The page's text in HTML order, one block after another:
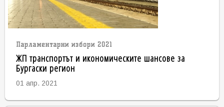
Парламентарни избори 2021
ЖП транспортът и икономическите шансове за
Бургаски регион
01 апр. 2021